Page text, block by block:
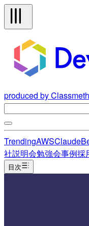
produced by
TrendingAWSClaude
社説明会勉強会事例採
目次